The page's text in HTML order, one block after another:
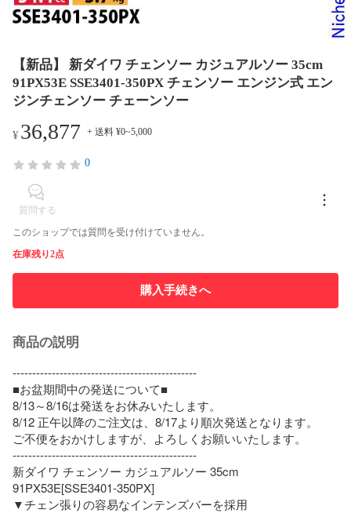
【新品】 新ダイワ チェンソー カジュアルソー 35cm
91PX53E SSE3401-350PX チェンソー エンジン式 エン
ジンチェンソー チェーンソー
¥36,877 + 送料 ¥0~5,000
0
質問する
このショップでは質問を受け付けていません。
在庫残り2点
購入手続きへ
商品の説明
-----------------------------------------------
■お盆期間中の発送について■
8/13～8/16は発送をお休みいたします。
8/12 正午以降のご注文は、8/17より順次発送となります。
ご不便をおかけしますが、よろしくお願いいたします。
-----------------------------------------------
新ダイワ チェンソー カジュアルソー 35cm
91PX53E[SSE3401-350PX]
▼チェン張りの容易なインテンズバーを採用